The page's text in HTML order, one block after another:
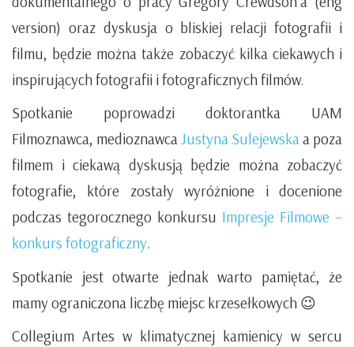
version) oraz dyskusja o bliskiej relacji fotografii i
filmu, będzie można także zobaczyć kilka ciekawych i
inspirujących fotografii i fotograficznych filmów.
Spotkanie poprowadzi doktorantka UAM
Filmoznawca, medioznawcaJustyna Sulejewskaa poza
filmem i ciekawą dyskusją będzie można zobaczyć
fotografie, które zostały wyróżnione i docenione
podczas tegorocznego konkursu Impresje Filmowe –
konkurs fotograficzny.
Spotkanie jest otwarte jednak warto pamiętać, że
mamy ograniczona liczbę miejsc krzesełkowych 😉
Collegium Artes w klimatycznej kamienicy w sercu